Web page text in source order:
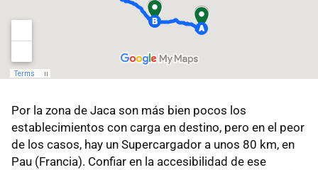
Por la zona de Jaca son más bien pocos los
establecimientos con carga en destino, pero en el peor
de los casos, hay un Supercargador a unos 80 km, en
Pau (Francia). Confiar en la accesibilidad de ese